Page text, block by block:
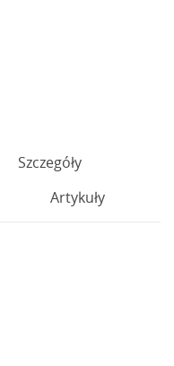
Szczegóły
Artykuły